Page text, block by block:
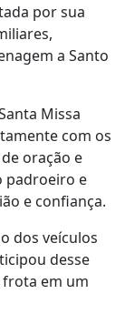
por sua
a Santo
Missa
com os
oração e
padroeiro e
e confiança.
dos veículos
desse
em um